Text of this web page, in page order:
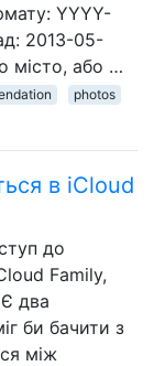
YYYY-
2013-05-
місто, або …
photos
в iCloud
до
Family,
два
би бачити з
між